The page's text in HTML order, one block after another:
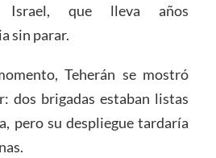
que lleva años
sin parar.
Teherán se mostró
dos brigadas estaban listas
pero su despliegue tardaría